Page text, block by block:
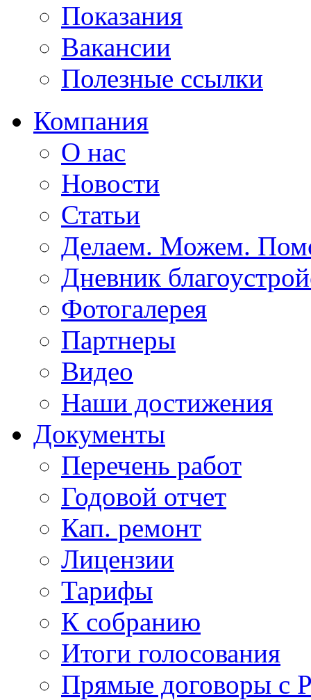
Показания
Вакансии
Полезные ссылки
Компания
О нас
Новости
Статьи
Делаем. Можем.
Дневник
Фотогалерея
Партнеры
Видео
Наши достижения
Документы
Перечень работ
Годовой отчет
Кап. ремонт
Лицензии
Тарифы
К собранию
Итоги голосования
Прямые договоры с